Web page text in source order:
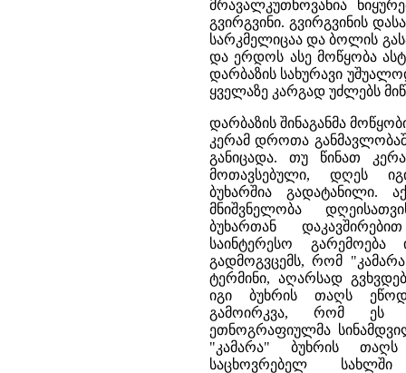
მრავალკუთხოვანია
გვირგვინი. გვირგვინის
სარკმელიცაა და ბოლის
და ერდოს ასე მოწყობა
დარბაზის სახურავი
ყველაზე კარგად უძლებს
დარბაზის შინაგანმა
კერამ დროთა
განიცადა. თუ წინათ
მოთავსებული, დღეს
ბუხარშია გადატანილი.
მნიშვნელობა
ბუხართან
საინტერესო გარემოება
გადმოგვცემს, რომ
ტერმინი, აღარსად
იგი ბუხრის თაღს
გამოირკვა, რომ ეს
ეთნოგრაფიულმა
"კამარა" ბუხრის
საცხოვრებელ